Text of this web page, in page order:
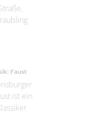
Faust
ist ein